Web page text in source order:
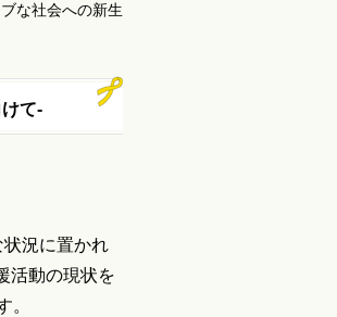
な社会への新生
て-
況に置かれ
活動の現状を
。